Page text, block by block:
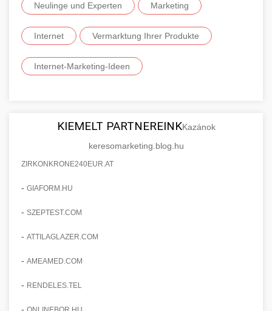
Neulinge und Experten Marketing
Internet Vermarktung Ihrer Produkte
Internet-Marketing-Ideen
KIEMELT PARTNEREINKKazánok
keresomarketing.blog.hu
ZIRKONKRONE240EUR.AT
- GIAFORM.HU
- SZEPTEST.COM
- ATTILAGLAZER.COM
- AMEAMED.COM
- RENDELES.TEL